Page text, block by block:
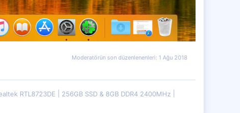
Moderatörün son düzenlenenleri: 1 Ağu 2018
RTL8723DE 256GB SSD & 8GB DDR4 2400MHz